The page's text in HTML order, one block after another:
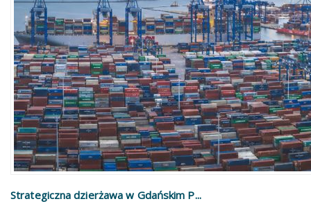
Strategiczna dzierżawa w Gdańskim P...